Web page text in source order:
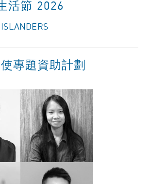
活節 2026
專題資助計劃